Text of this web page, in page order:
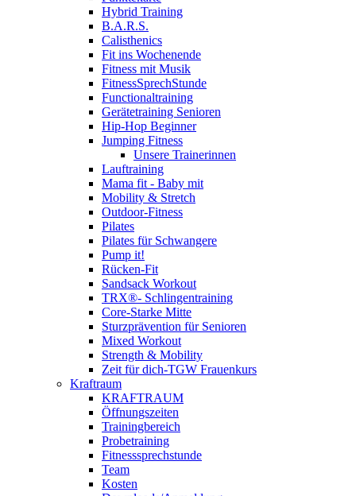
Hybrid Training
B.A.R.S.
Calisthenics
Fit ins Wochenende
Fitness mit Musik
FitnessSprechStunde
Functionaltraining
Gerätetraining Senioren
Hip-Hop Beginner
Jumping Fitness
Unsere Trainerinnen
Lauftraining
Mama fit - Baby mit
Mobility & Stretch
Outdoor-Fitness
Pilates
Pilates für Schwangere
Pump it!
Rücken-Fit
Sandsack Workout
TRX®- Schlingentraining
Core-Starke Mitte
Sturzprävention für Senioren
Mixed Workout
Strength & Mobility
Zeit für dich-TGW Frauenkurs
Kraftraum
KRAFTRAUM
Öffnungszeiten
Trainingbereich
Probetraining
Fitnesssprechstunde
Team
Kosten